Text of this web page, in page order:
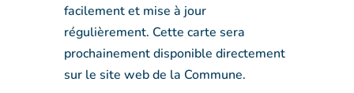
facilement et mise à jour
régulièrement. Cette carte sera
prochainement disponible directement
sur le site web de la Commune.